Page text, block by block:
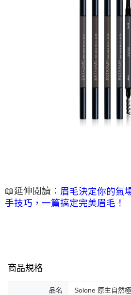
📖延伸閱讀： 眉毛決定你的氣
手技巧，一篇搞定完美眉毛！
商品規格
品名 Solone 原生自然